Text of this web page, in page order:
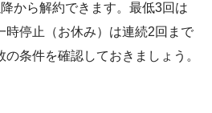
から解約できます。最低3回は
時停止（お休み）は連続2回まで
条件を確認しておきましょう。